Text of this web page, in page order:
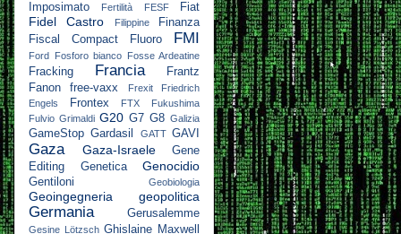
Imposimato
Fertilità FESF Fiat
Fidel Castro Filippine
Finanza
Fiscal Compact
Fluoro FMI
Ford Fosforo bianco Fosse Ardeatine
Fracking Francia
Frantz
Fanon
free-vaxx Frexit
Friedrich
Engels
Frontex FTX
Fukushima
Fulvio Grimaldi G20 G7 G8 Galizia
GameStop Gardasil GATT GAVI
Gaza Gaza-Israele
Gene
Editing
Genetica Genocidio
Gentiloni Geobiologia
Geoingegneria geopolitica
Germania Gerusalemme
Gesine Lötzsch Ghislaine Maxwell